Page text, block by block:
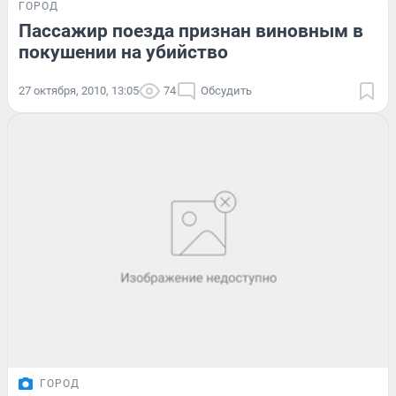
ГОРОД
Пассажир поезда признан виновным в
покушении на убийство
27 октября, 2010, 13:05 74 Обсудить
ГОРОД